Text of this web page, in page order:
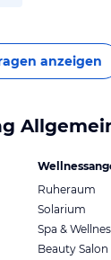
anzeigen
Ruheraum
Solarium
Spa &
Beauty Salon